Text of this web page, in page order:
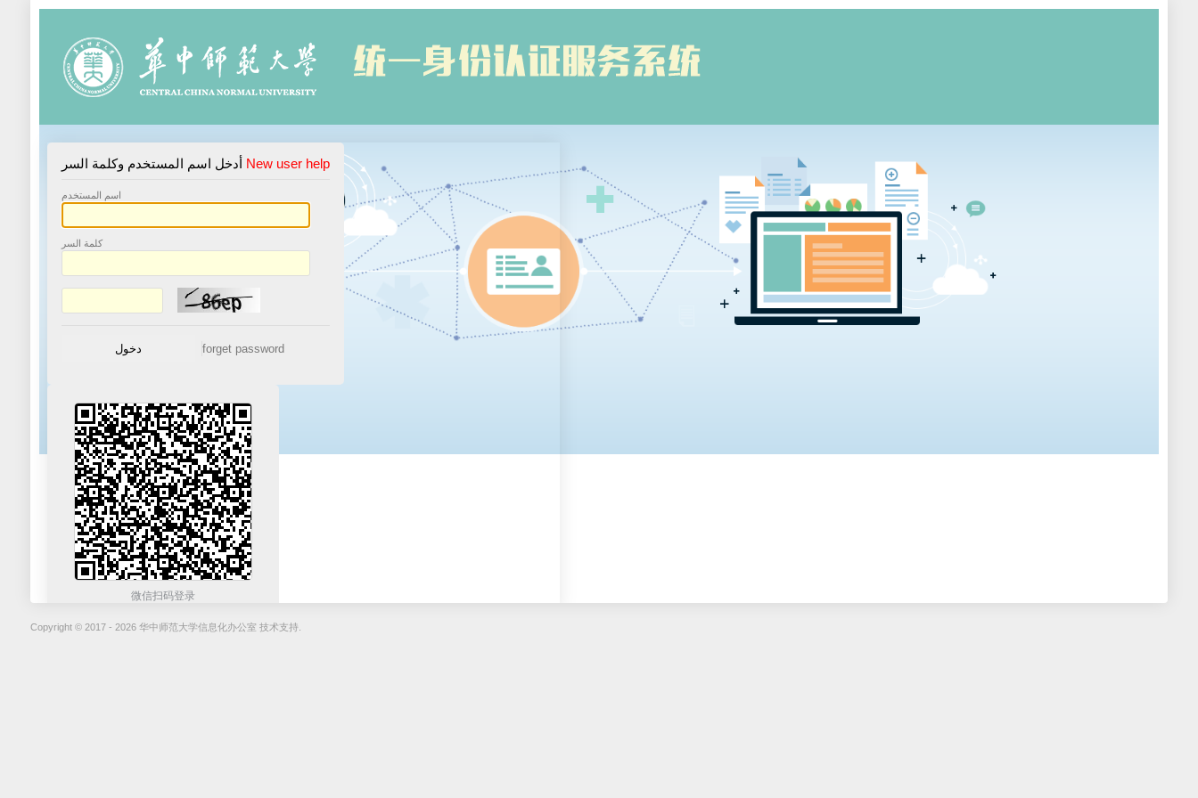
أدخل اسم المستخدم وكلمة السر New user help
اسم المستخدم
كلمة السر
微信扫码登录
Copyright © 2017 - 2026 华中师范大学信息化办公室 技术支持.